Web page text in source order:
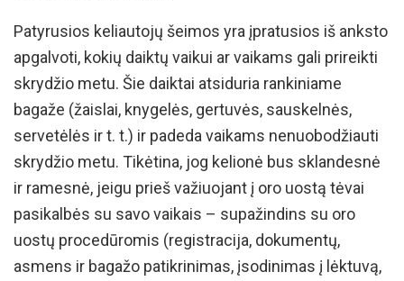
Patyrusios keliautojų šeimos yra įpratusios iš anksto
apgalvoti, kokių daiktų vaikui ar vaikams gali prireikti
skrydžio metu. Šie daiktai atsiduria rankiniame
bagaže (žaislai, knygelės, gertuvės, sauskelnės,
servetėlės ir t. t.) ir padeda vaikams nenuobodžiauti
skrydžio metu. Tikėtina, jog kelionė bus sklandesnė
ir ramesnė, jeigu prieš važiuojant į oro uostą tėvai
pasikalbės su savo vaikais – supažindins su oro
uostų procedūromis (registracija, dokumentų,
asmens ir bagažo patikrinimas, įsodinimas į lėktuvą,